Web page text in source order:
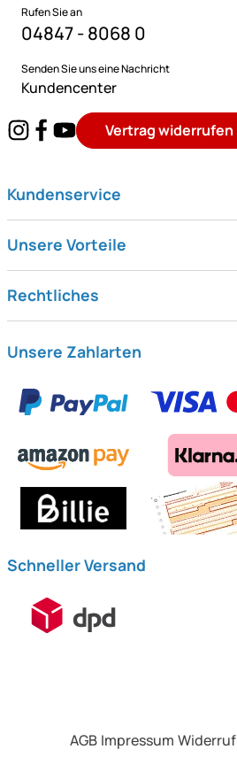
Rufen Sie an
04847 - 8068 0
Senden Sie uns eine Nachricht
Kundencenter
Vertrag widerrufen
Kundenservice
Unsere Vorteile
Rechtliches
Unsere Zahlarten
Schneller Versand
AGB Impressum Widerruf